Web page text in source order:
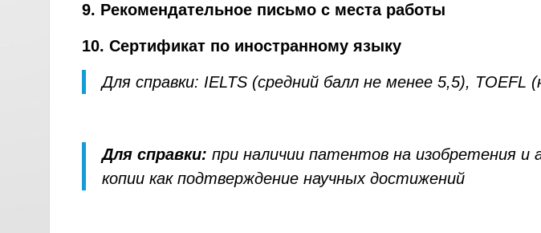
9. Рекомендательное письмо с места работы
10. Сертификат по иностранному языку
Для справки: IELTS (средний балл не менее 5,5), TOEFL
Для справки: при наличии патентов на изобретения
копии как подтверждение научных достижений